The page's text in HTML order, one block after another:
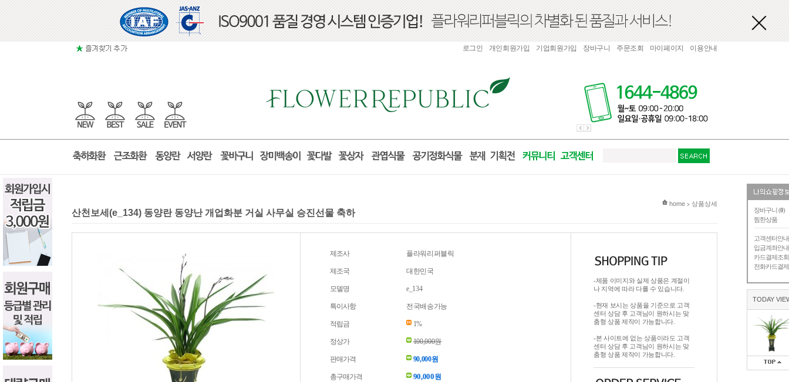
장바구니 (0)
찜한상품
고객센터안내
입금계좌안내
카드결제조회
전화카드결제
TODAY
로그인 개인회원가입 기업회원가입 장바구니 주문조회 마이페이지 이용안내
현재 위치
home > 상품상세
산천보세(e_134) 동양란 동양난 개업화분 거실 사무실 승진선물 축하
제조사 플라워리퍼블릭
제조국 대한민국
모델명 e_134
특이사항 전국배송가능
적립금 1%
정상가 100,000원
판매가격 90,000원
총구매가격 90,000원
-제품 이미지와 실제 상품은 계절이
나 지역에 따라 다를 수 있습니다.
-현재 보시는 상품을 기준으로 고객
센터 상담 후 고객님이 원하시는 맞
춤형 상품 제작이 가능합니다.
-본 사이트에 없는 상품이라도 고객
센터 상담 후 고객님이 원하시는 맞
춤형 상품 제작이 가능합니다.